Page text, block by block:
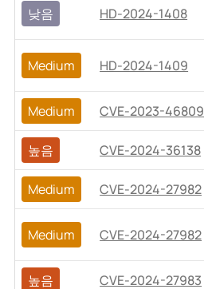
낮음 HD-2024-1408
Medium HD-2024-1409
Medium CVE-2023-46809
높음 CVE-2024-36138
Medium CVE-2024-27982
Medium CVE-2024-27982
높음 CVE-2024-27983